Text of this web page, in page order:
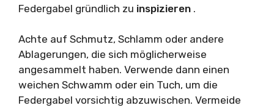
Federgabel gründlich zu inspizieren .
Achte auf Schmutz, Schlamm oder andere
Ablagerungen, die sich möglicherweise
angesammelt haben. Verwende dann einen
weichen Schwamm oder ein Tuch, um die
Federgabel vorsichtig abzuwischen. Vermeide